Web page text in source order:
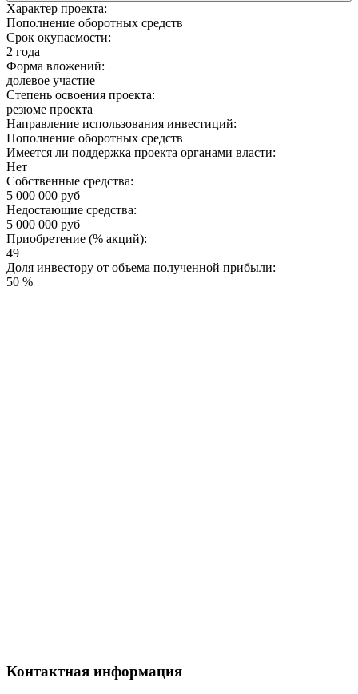
Характер проекта:
Пополнение оборотных средств
Срок окупаемости:
2 года
Форма вложений:
долевое участие
Степень освоения проекта:
резюме проекта
Направление использования инвестиций:
Пополнение оборотных средств
Имеется ли поддержка проекта органами власти:
Нет
Собственные средства:
5 000 000 руб
Недостающие средства:
5 000 000 руб
Приобретение (% акций):
49
Доля инвестору от объема полученной прибыли:
50 %
Контактная информация